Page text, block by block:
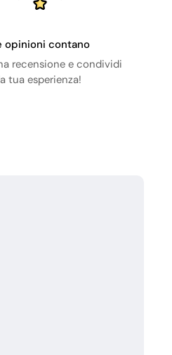
opinioni contano
recensione e condividi
tua esperienza!